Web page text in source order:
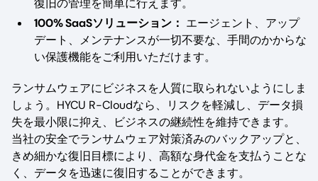
復旧の管理を簡単に行えます。
100% SaaSソリューション： エージェント、アップ
デート、メンテナンスが一切不要な、手間のかからな
い保護機能をご利用いただけます。
ランサムウェアにビジネスを人質に取られないようにしま
しょう。HYCU R-Cloudなら、リスクを軽減し、データ損
失を最小限に抑え、ビジネスの継続性を維持できます。
当社の安全でランサムウェア対策済みのバックアップと、
きめ細かな復旧目標により、高額な身代金を支払うことな
く、データを迅速に復旧することができます。